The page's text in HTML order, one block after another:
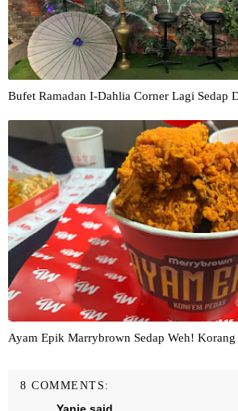
Bufet Ramadan I-Dahlia Corner Lagi Sedap
Ayam Epik Marrybrown Sedap Weh!
8 COMMENTS: